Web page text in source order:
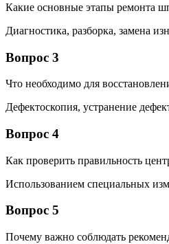
Какие основные этапы ремонта
Диагностика, разборка, замена
Вопрос 3
Что необходимо для
Дефектоскопия, устранение
Вопрос 4
Как проверить правильность
Использованием специальных
Вопрос 5
Почему важно соблюдать